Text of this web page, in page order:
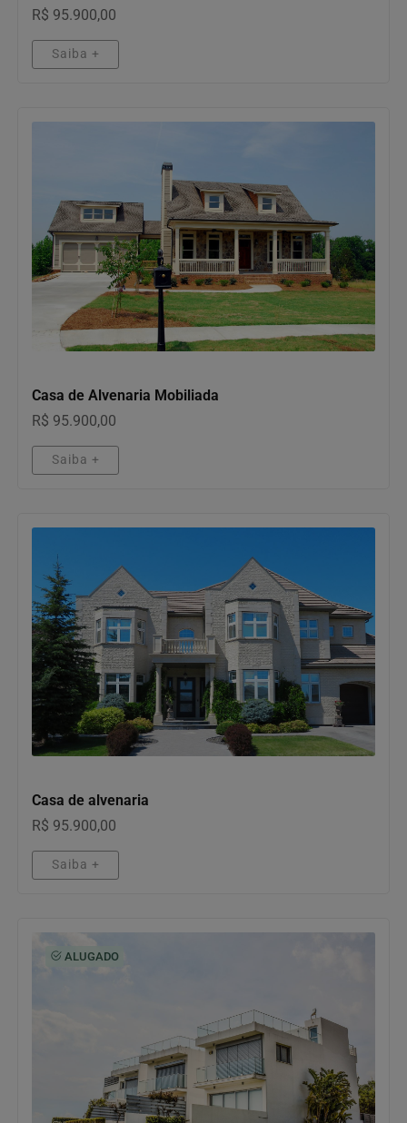
R$ 95.900,00
Saiba +
Casa de Alvenaria Mobiliada
R$ 95.900,00
Saiba +
Casa de alvenaria
R$ 95.900,00
Saiba +
ALUGADO